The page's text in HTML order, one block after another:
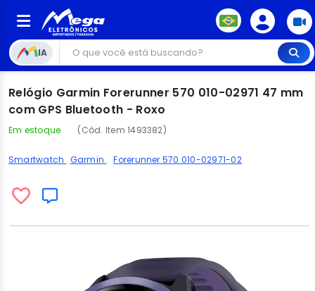
IA
Relógio Garmin Forerunner 570 010-02971 47 mm
com GPS Bluetooth - Roxo
Em estoque (Cód. Item 1493382)
Smartwatch Garmin Forerunner 570 010-02971-02